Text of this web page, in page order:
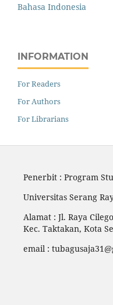
Bahasa Indonesia
INFORMATION
For Readers
For Authors
For Librarians
Penerbit : Program
Universitas Serang
Alamat : Jl. Raya
Kec. Taktakan, Kota
email :